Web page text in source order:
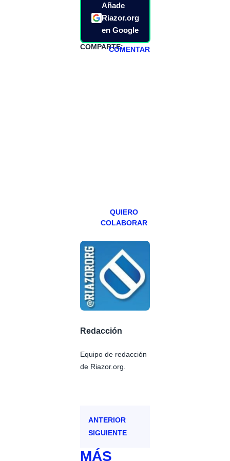
Añade
Riazor.org
en Google
COMPARTE:COMENTAR
QUIERO
COLABORAR
Redacción
Equipo de redacción
de Riazor.org.
ANTERIOR
SIGUIENTE
MÁS